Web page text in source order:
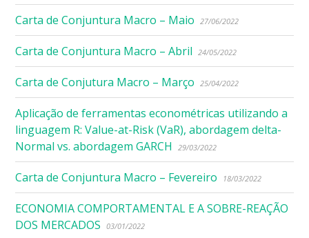
Carta de Conjuntura Macro – Maio 27/06/2022
Carta de Conjuntura Macro – Abril 24/05/2022
Carta de Conjutura Macro – Março 25/04/2022
Aplicação de ferramentas econométricas utilizando a
linguagem R: Value-at-Risk (VaR), abordagem delta-
Normal vs. abordagem GARCH
29/03/2022
Carta de Conjuntura Macro – Fevereiro 18/03/2022
ECONOMIA COMPORTAMENTAL E A SOBRE-REAÇÃO
DOS MERCADOS
03/01/2022